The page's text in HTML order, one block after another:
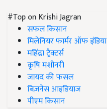
#Top on Krishi Jagran
सफल किसान
मिलेनियर फार्मर ऑफ इंडिया
महिंद्रा ट्रैक्टर्स
कृषि मशीनरी
जायद की फसल
बिज़नेस आइडियाज
पीएम किसान